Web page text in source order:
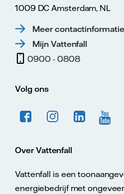
1009 DC Amsterdam, NL
Meer contactinformatie
Mijn Vattenfall
0900 - 0808
Volg ons
Over Vattenfall
Vattenfall is een
energiebedrijf met